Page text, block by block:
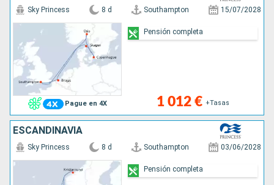
Pague en 4X
Sky Princess 8 d Southampton 15/07/2028
1 012 € +Tasas
Pensión completa
ESCANDINAVIA
Sky Princess 8 d Southampton 03/06/2028
Pensión completa